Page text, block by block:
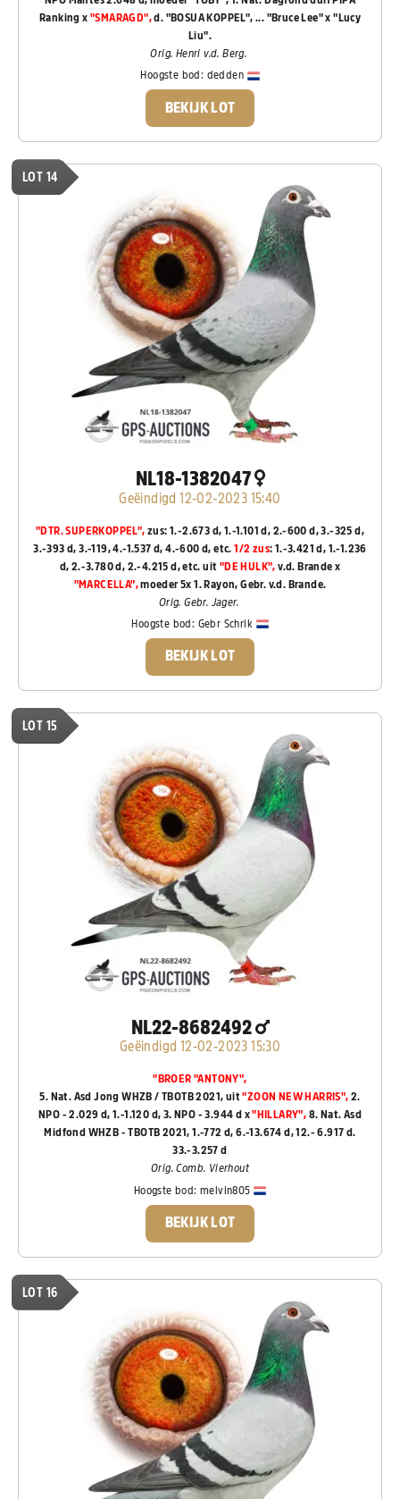
Ranking x "SMARAGD",d. "BOSUA KOPPEL", ... "Bruce Lee" x "Lucy
Liu".
Orig. Henri v.d. Berg.
Hoogste bod: dedden
BEKIJK LOT
LOT 14
NL18-1382047
Geëindigd 12-02-2023 15:40
"DTR. SUPERKOPPEL", zus: 1.-2.673 d, 1.-1.101 d, 2.-600 d, 3.-325 d,
3.-393 d, 3.-119, 4.-1.537 d, 4.-600 d, etc.1/2 zus: 1.-3.421 d, 1.-1.236
d, 2.-3.780 d, 2.-4.215 d, etc.uit "DE HULK", v.d. Brande x
"MARCELLA",moeder 5x 1. Rayon, Gebr. v.d. Brande.
Orig. Gebr. Jager.
Hoogste bod: Gebr Schrik
BEKIJK LOT
LOT 15
NL22-8682492
Geëindigd 12-02-2023 15:30
"BROER "ANTONY",
5. Nat. Asd Jong WHZB / TBOTB 2021, uit"ZOON NEW HARRIS", 2.
NPO - 2.029 d, 1.-1.120 d, 3. NPO - 3.944 d x"HILLARY", 8. Nat. Asd
Midfond WHZB - TBOTB 2021, 1.-772 d, 6.-13.674 d, 12.- 6.917 d.
33.-3.257 d
Orig. Comb. Vierhout
Hoogste bod:melvin805
BEKIJK LOT
LOT 16